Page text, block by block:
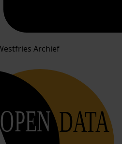
Archief
OPEN DATA